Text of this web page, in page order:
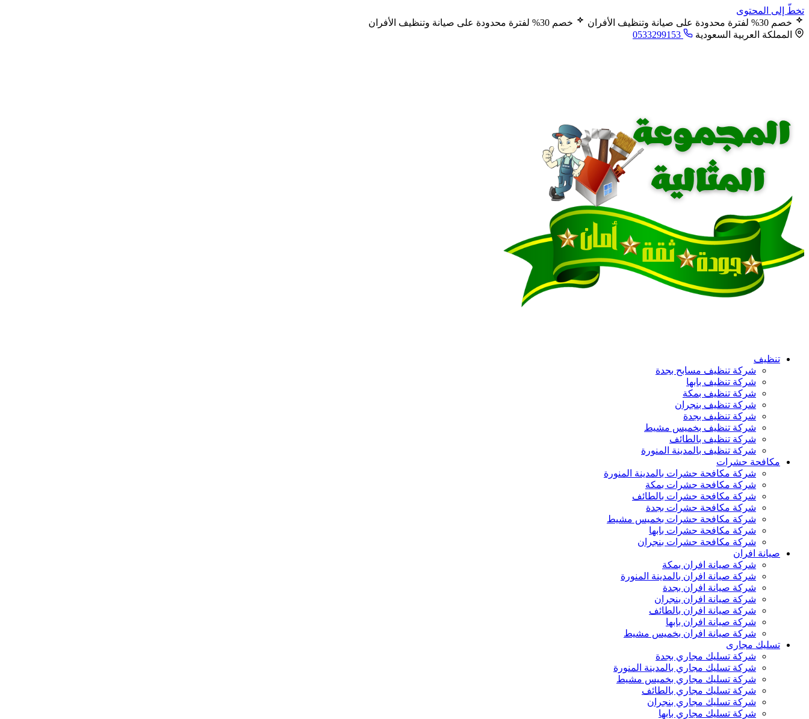
تخطّ إلى المحتوى
خصم 30% لفترة محدودة على صيانة وتنظيف الأفران
خصم 30% لفترة محدودة على صيانة وتنظيف الأفران
المملكة العربية السعودية
تنظيف
شركة تنظيف مسابح بجدة
شركة تنظيف بابها
شركة تنظيف بمكة
شركة تنظيف بنجران
شركة تنظيف بجدة
شركة تنظيف بخميس مشيط
شركة تنظيف بالطائف
شركة تنظيف بالمدينة المنورة
مكافحة حشرات
شركة مكافحة حشرات بالمدينة المنورة
شركة مكافحة حشرات بمكة
شركة مكافحة حشرات بالطائف
شركة مكافحة حشرات بجدة
شركة مكافحة حشرات بخميس مشيط
شركة مكافحة حشرات بابها
شركة مكافحة حشرات بنجران
صيانة افران
شركة صيانة افران بمكة
شركة صيانة افران بالمدينة المنورة
شركة صيانة افران بجدة
شركة صيانة افران بنجران
شركة صيانة افران بالطائف
شركة صيانة افران بابها
شركة صيانة افران بخميس مشيط
تسليك مجارى
شركة تسليك مجاري بجدة
شركة تسليك مجاري بالمدينة المنورة
شركة تسليك مجاري بخميس مشيط
شركة تسليك مجاري بالطائف
شركة تسليك مجاري بنجران
شركة تسليك مجاري بابها